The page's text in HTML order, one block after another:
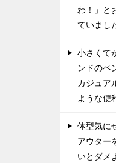
わ！」と
ていまし
小さくて
ンドのペ
カジュア
ような便
体型気に
アウター
いとダメ